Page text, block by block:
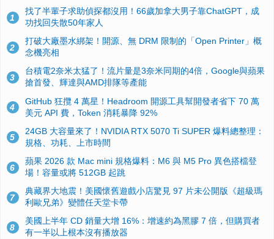
1
找了半輩子求助偵探都沒用！66歲加拿大男子靠ChatGPT，成
功找回失散50年家人
2
打破大廠墨水綁架！開源、無 DRM 限制的「Open Printer」概
念機亮相
3
台積電2奈米太猛了！流片量是3奈米同期的4倍，Google與蘋果
搶首發、輝達與AMD排隊等產能
4
GitHub 狂攬 4 萬星！Headroom 開源工具幫開發者省下 70 萬
美元 API 費，Token 消耗暴降 92%
5
24GB 大容量來了！NVIDIA RTX 5070 Ti SUPER 爆料總整理：
規格、功耗、上市時間
6
蘋果 2026 款 Mac mini 規格爆料：M6 與 M5 Pro 異色搭檔登
場！容量或將 512GB 起跳
7
典藏界大地震！美國懷舊遊戲小店驚見 97 片未公開版《超級瑪
利歐兄弟》變體任天堂卡帶
8
美國上半年 CD 銷量大增 16%：增速約為黑膠 7 倍，但購買者
有一半以上根本沒有播放器